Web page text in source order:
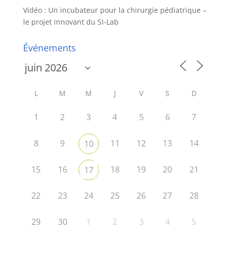
Vidéo : Un incubateur pour la chirurgie pédiatrique –
le projet innovant du SI-Lab
Événements
L M M J V S D
1 2 3 4 5 6 7
8 9 10 11 12 13 14
15 16 17 18 19 20 21
22 23 24 25 26 27 28
29 30 1 2 3 4 5